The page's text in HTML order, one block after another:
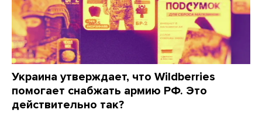
Украина утверждает, что Wildberries
помогает снабжать армию РФ. Это
действительно так?